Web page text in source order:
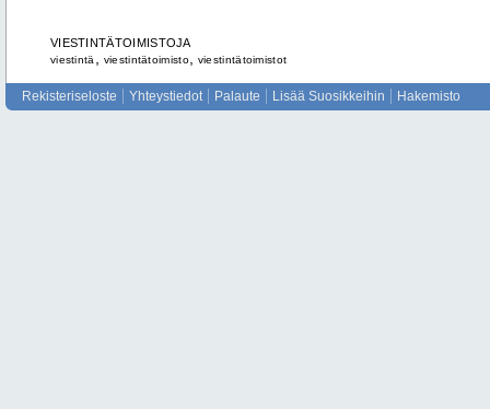
VIESTINTÄTOIMISTOJA
viestintä viestintätoimisto, viestintätoimistot
Rekisteriseloste Yhteystiedot Palaute Lisää Suosikkeihin Hakemisto